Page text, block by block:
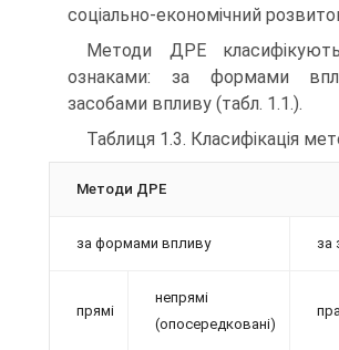
соціально-економічний
Методи ДРЕ
ознаками: за формами
засобами впливу (табл. 1.1.).
Таблиця 1.3. Класифікація
Методи ДРЕ
за формами впливу за
прямі
непрямі
(опосередковані)